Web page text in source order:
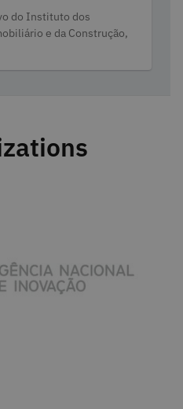
do Instituto dos
e da Construção,